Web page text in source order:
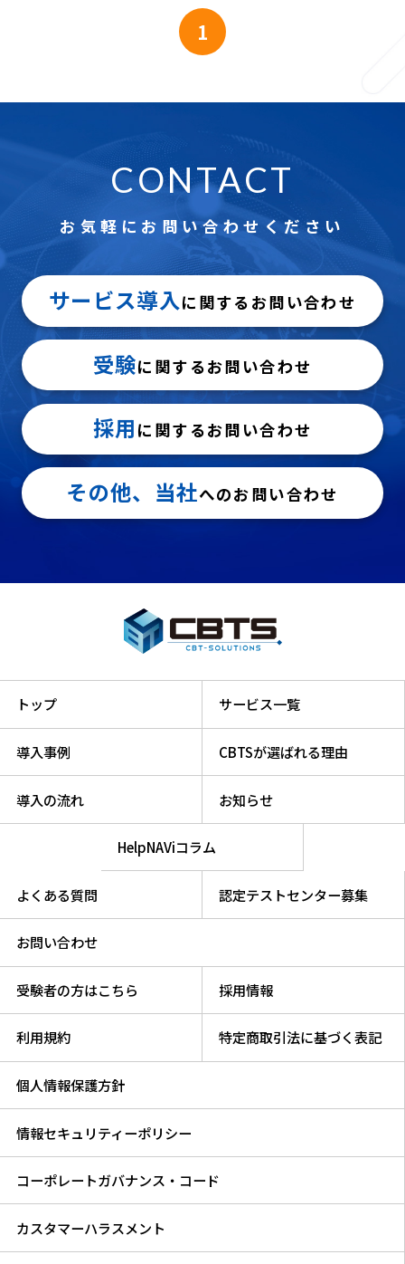
1
CONTACT
お気軽にお問い合わせください
サービス導入に関するお問い合わせ
受験に関するお問い合わせ
採用 に関するお問い合わせ
その他、当社へのお問い合わせ
トップ サービス一覧
導入事例 CBTSが選ばれる理由
導入の流れ お知らせ
HelpNAViコラム
よくある質問 認定テストセンター募集
お問い合わせ
受験者の方はこちら 採用情報
利用規約 特定商取引法に基づく表記
個人情報保護方針
情報セキュリティーポリシー
コーポレートガバナンス・コード
カスタマーハラスメント